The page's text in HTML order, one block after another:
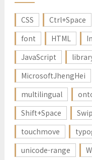
CSS Ctrl+Space
font
HTML
JavaScript
MicrosoftJhengHei
multilingual
Shift+Space
touchmove
unicode-range